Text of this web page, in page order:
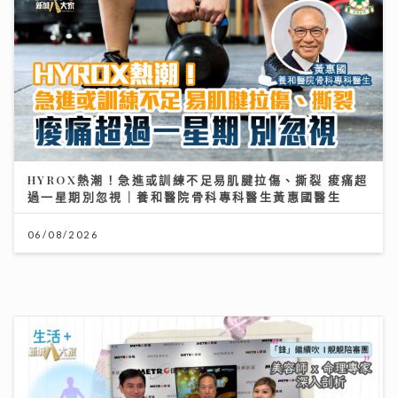
HYROX熱潮！急進或訓練不足易肌腱拉傷、撕裂 痠痛超
過一星期別忽視｜養和醫院骨科專科醫生黃惠國醫生
06/08/2026